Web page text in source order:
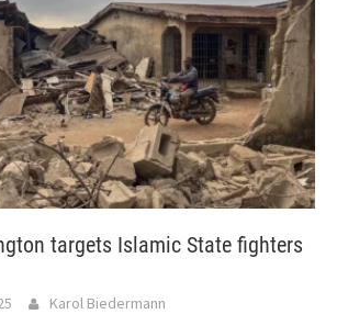
targets Islamic State fighters
Karol Biedermann